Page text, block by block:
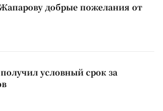
добрые пожелания от
условный срок за